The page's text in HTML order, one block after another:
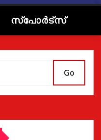
സ്പോർട്സ്
Go